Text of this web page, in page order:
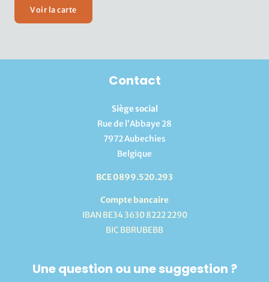
Voir la carte
Contact
Siège social
Rue de l’Abbaye 28
7972 Aubechies
Belgique
BCE 0899.520.293
Compte bancaire
IBAN BE34 3630 8222 2290
BIC BBRUBEBB
Une question ou une suggestion ?